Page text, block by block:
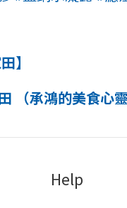
】
（承鴻的美食心靈
Help